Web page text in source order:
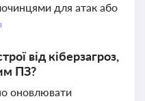
для атак або
від кіберзагроз,
ПЗ?
оновлювати